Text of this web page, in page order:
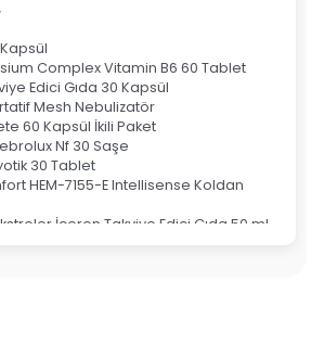
Complex Vitamin B6 60 Tablet
Edici Gıda 30 Kapsül
Mesh Nebulizatör
60 Kapsül İkili Paket
Nf 30 Saşe
30 Tablet
HEM-7155-E Intellisense Koldan
İçeren Takviye Edici Gıda 50 ml